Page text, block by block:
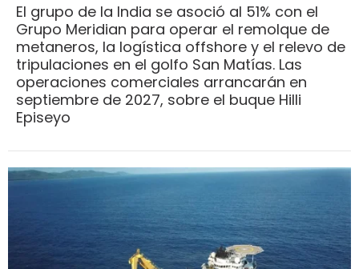
El grupo de la India se asoció al 51% con el
Grupo Meridian para operar el remolque de
metaneros, la logística offshore y el relevo de
tripulaciones en el golfo San Matías. Las
operaciones comerciales arrancarán en
septiembre de 2027, sobre el buque Hilli
Episeyo